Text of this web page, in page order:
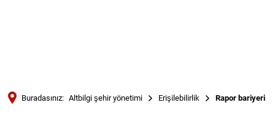
Buradasınız: Altbilgi şehir yönetimi Erişilebilirlik Rapor bariyeri